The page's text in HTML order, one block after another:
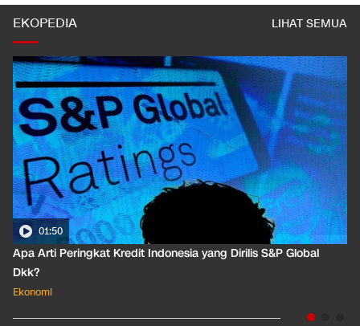
EKOPEDIA LIHAT SEMUA
01:50
Apa Arti Peringkat Kredit Indonesia yang Dirilis S&P Global
Dkk?
Ekonomi